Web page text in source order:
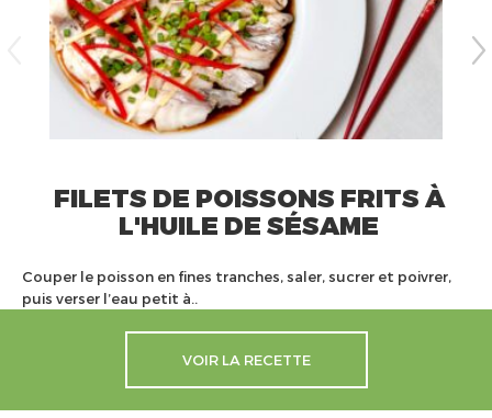
FILETS DE POISSONS FRITS À
L'HUILE DE SÉSAME
Couper le poisson en fines tranches, saler, sucrer et poivrer,
puis verser l’eau petit à..
VOIR LA RECETTE